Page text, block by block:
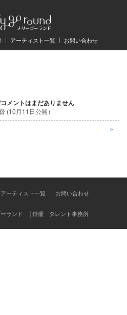
アーティスト一覧 お問い合わせ
コメントはまだありません
(10月11日公開）
»
アーティスト一覧 お問い合わせ
ーランド │俳優 タレント事務所